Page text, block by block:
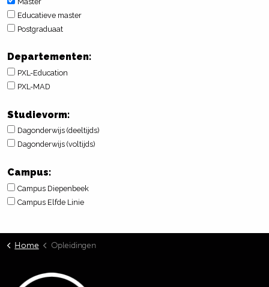
Educatieve master
Postgraduaat
Departementen:
PXL-Education
PXL-MAD
Studievorm:
Dagonderwijs (deeltijds)
Dagonderwijs (voltijds)
Campus:
Campus Diepenbeek
Campus Elfde Linie
Home Opleidingen